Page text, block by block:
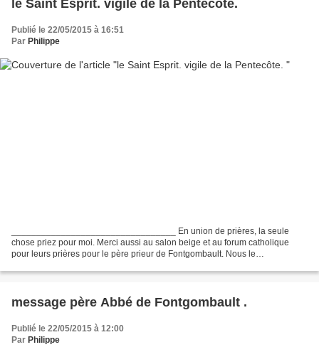
le Saint Esprit. vigile de la Pentecôte.
Publié le 22/05/2015 à 16:51
Par Philippe
_________________________________ En union de prières, la seule
chose priez pour moi. Merci aussi au salon beige et au forum catholique
pour leurs prières pour le père prieur de Fontgombault. Nous le
message père Abbé de Fontgombault .
Publié le 22/05/2015 à 12:00
Par Philippe